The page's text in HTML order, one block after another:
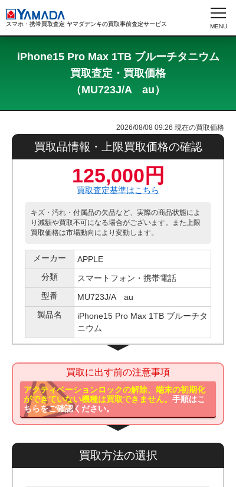
スマホ・携帯買取査定 ヤマダデンキの買取事前査定サービス
iPhone15 Pro Max 1TB ブルーチタニウム
買取査定・買取価格
（MU723J/A au）
2026/08/08 09:26 現在の買取価格
買取品情報・上限買取価格の確認
125,000円
買取査定基準はこちら
キズ・汚れ・付属品の欠品など、実際の商品状態によ
り減額や買取不可になる場合がございます。また上限
買取価格は市場動向により変動します。
メーカー
APPLE
分類
スマートフォン・携帯電話
型番
MU723J/A au
製品名
iPhone15 Pro Max 1TB ブルーチタ
ニウム
買取に出す前の注意事項
アクティベーションロックの解除、端末の初期化
ができていない機種は買取できません。手順はこ
ちらをご確認ください。
買取方法の選択